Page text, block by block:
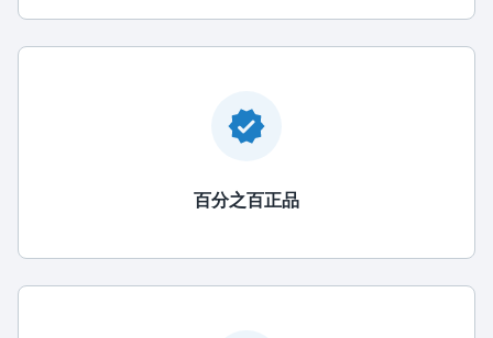
百分之百正品